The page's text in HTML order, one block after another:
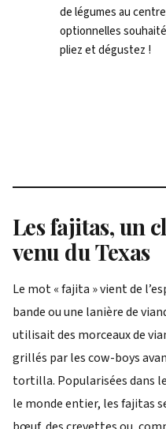
de légumes au
optionnelles
pliez et dégustez !
Les fajitas, un
venu du Texas
Le mot « fajita » vient de
bande ou une lanière de
utilisait des morceaux de
grillés par les cow-boys
tortilla. Popularisées dans
le monde entier, les fajitas